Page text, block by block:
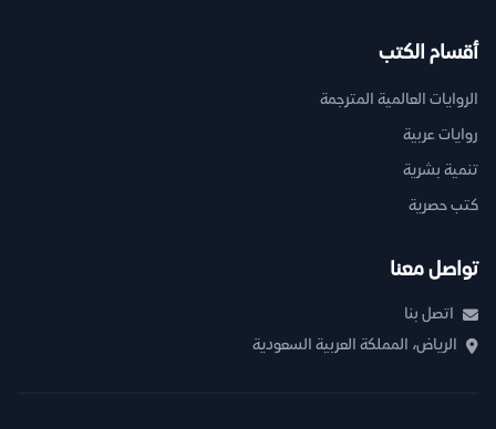
أقسام الكتب
الروايات العالمية المترجمة
روايات عربية
تنمية بشرية
كتب حصرية
تواصل معنا
اتصل بنا
الرياض، المملكة العربية السعودية